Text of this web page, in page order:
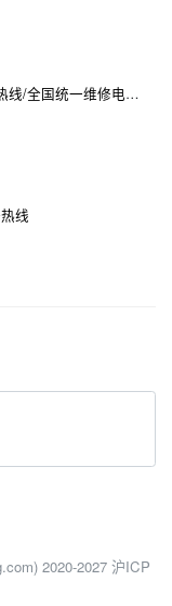
统一维修电话是多少
线
2020-2027 沪ICP